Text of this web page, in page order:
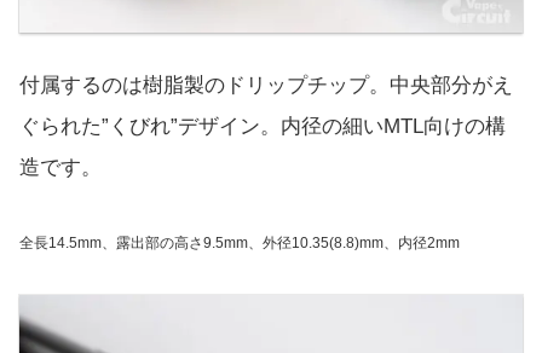
付属するのは樹脂製のドリップチップ。中央部分がえ
ぐられた”くびれ”デザイン。内径の細いMTL向けの構
造です。
全長14.5mm、露出部の高さ9.5mm、外径10.35(8.8)mm、内径2mm